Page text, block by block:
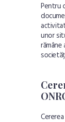
Pentru
unor